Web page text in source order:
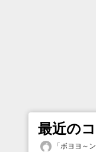
最近の
「ボヨヨ～ン